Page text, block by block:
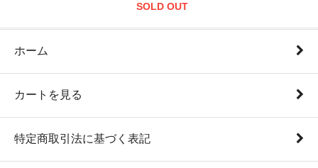
SOLD OUT
ホーム
カートを見る
特定商取引法に基づく表記